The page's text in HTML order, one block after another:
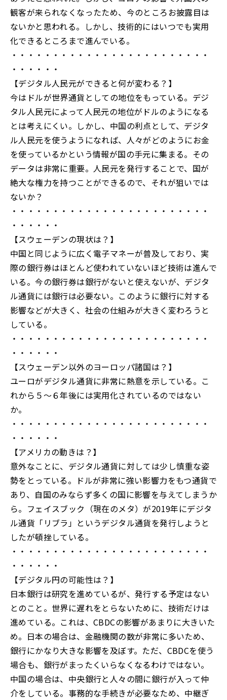
観客が来られなくなったため、今のところお披露目は
ないかと思われる。しかし、技術的にはいつでも実用
化できるところまで進んでいる。
・・・・・・・・・・・・・・・・・・・・・・・・
・・・・・・
【デジタル人民元ができると何が変わる？】
今はドルが世界通貨としての地位をもっている。デジ
タル人民元によって人民元の地位がドルのようになる
とは考えにくい。しかし、中国の利点として、デジタ
ル人民元を使うようになれば、人々がどのようにお金
を使っているかという情報が国の手元に集まる。その
データは非常に重要。人民元を発行することで、国が
絶大な権力を持つことができるので、それが狙いでは
ないか？
・・・・・・・・・・・・・・・・・・・・・・・・
・・・・・・
【スウェーデンの現状は？】
中国と同じように広く電子マネーが普及しており、実
際の銀行券はほとんど使われていないほど技術は進んで
いる。今の銀行券は銀行がないと使えないが、デジタ
ル通貨には銀行は必要ない。このように銀行に対する
影響などが大きく、社会の仕組みが大きく変わろうと
している。
・・・・・・・・・・・・・・・・・・・・・・・・
・・・・・・
【スウェーデン以外のヨーロッパ諸国は？】
ユーロがデジタル通貨に非常に熱意を示している。こ
れから５～６年後には実用化されているのではない
か。
・・・・・・・・・・・・・・・・・・・・・・・・
・・・・・・
【アメリカの動きは？】
意外なことに、デジタル通貨に対しては少し慎重な姿
勢をとっている。ドルが非常に強い影響力をもつ通貨で
あり、自国のみならず多くの国に影響を与えてしまうか
ら。フェイスブック（現在のメタ）が2019年にデジタ
ル通貨「リブラ」というデジタル通貨を発行しようと
したが頓挫している。
・・・・・・・・・・・・・・・・・・・・・・・・
・・・・・・
【デジタル円の可能性は？】
日本銀行は研究を進めているが、発行する予定はない
とのこと。世界に遅れをとらないために、技術だけは
進めている。これは、CBDCの影響があまりに大きいた
め。日本の場合は、金融機関の数が非常に多いため、
銀行にかなり大きな影響を及ぼす。ただ、CBDCを使う
場合も、銀行がまったくいらなくなるわけではない。
中国の場合は、中央銀行と人々の間に銀行が入って仲
介をしている。事務的な手続きが必要なため、中継ぎ